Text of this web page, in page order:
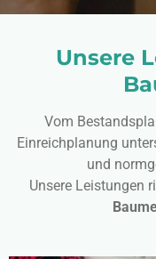
Unsere
Vom
Einreichplanung
und
Unsere Leistungen